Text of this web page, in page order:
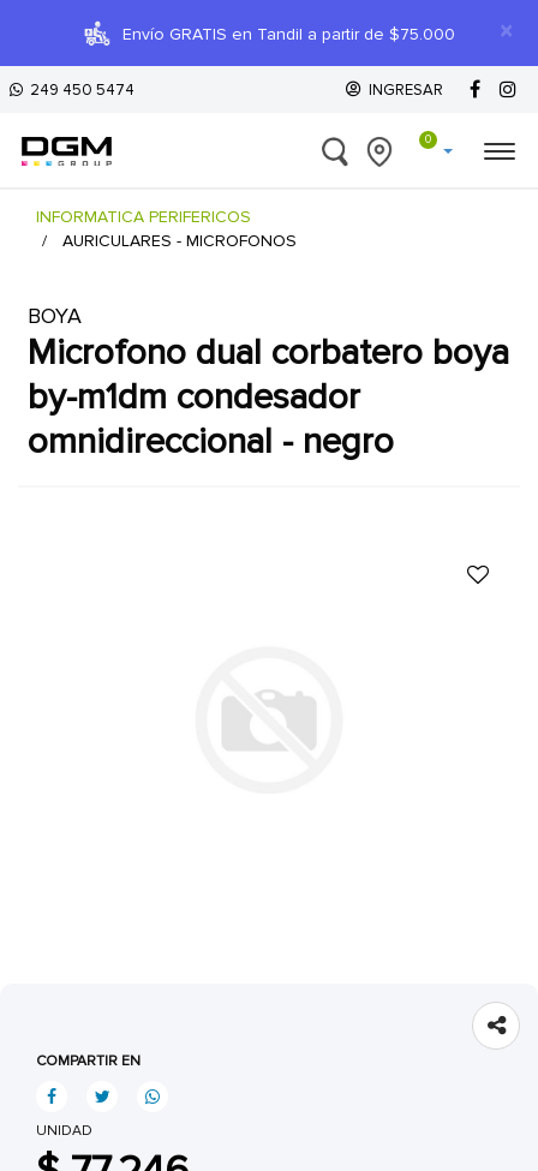
×
Envío GRATIS en Tandil a partir de $75.000
249 450 5474 INGRESAR
0
INFORMATICA PERIFERICOS
AURICULARES - MICROFONOS
BOYA
microfono dual corbatero boya
by-m1dm condesador
omnidireccional - negro
COMPARTIR EN
UNIDAD